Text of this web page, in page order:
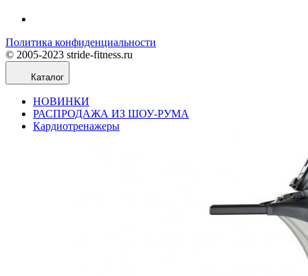
Политика конфиденциальности
© 2005-2023 stride-fitness.ru
Каталог
НОВИНКИ
РАСПРОДАЖА ИЗ ШОУ-РУМА
Кардиотренажеры